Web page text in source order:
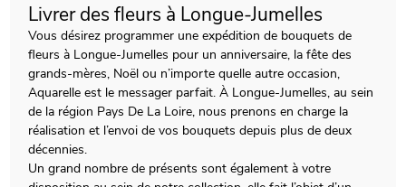
Livrer des fleurs à Longue-Jumelles
Vous désirez programmer une expédition de bouquets de
fleurs à Longue-Jumelles pour un anniversaire, la fête des
grands-mères, Noël ou n’importe quelle autre occasion,
Aquarelle est le messager parfait. À Longue-Jumelles, au sein
de la région Pays De La Loire, nous prenons en charge la
réalisation et l’envoi de vos bouquets depuis plus de deux
décennies.
Un grand nombre de présents sont également à votre